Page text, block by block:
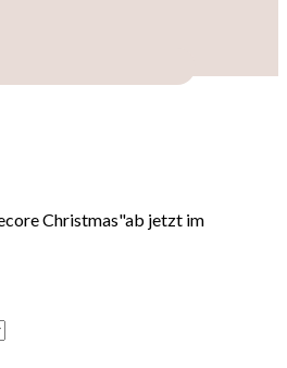
Christmas"ab jetzt im